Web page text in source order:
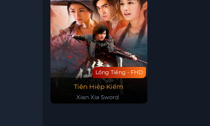
Lồng Tiếng - FHD
Tiên Hiệp Kiếm
Xian Xia Sword